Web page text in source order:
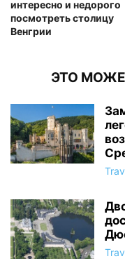
интересно и недорого
посмотреть столицу
Венгрии
ЭТО